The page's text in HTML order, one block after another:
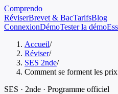
Comprendo
RéviserBrevet & BacTarifsBlog
ConnexionDémoTester la démo
Accueil/
Réviser/
SES 2nde/
Comment se forment les
SES · 2nde · Programme officiel